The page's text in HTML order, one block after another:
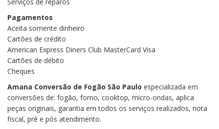
Pagamentos
Aceita somente dinheiro
Cartões de crédito
American Express Diners Club MasterCard Visa
Cartões de débito
Cheques
Amana Conversão de Fogão São Paulo especializada em
conversões de: fogão, forno, cooktop, micro-ondas, aplica
peças originais, garantia em todos os serviços realizados, nota
fiscal, pré e pós atendimento.